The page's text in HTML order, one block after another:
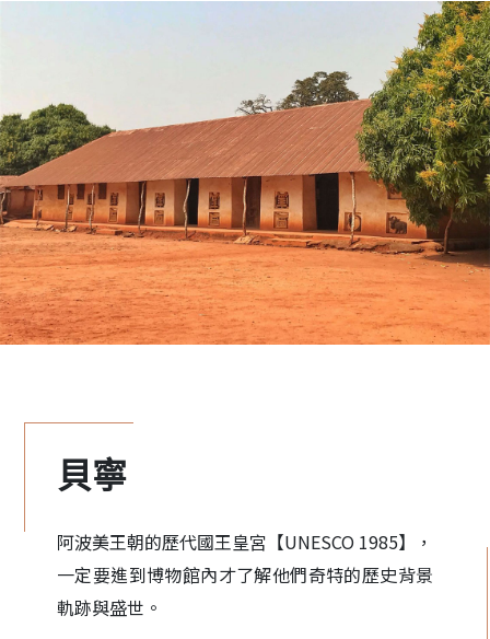
貝寧
阿波美王朝的歷代國王皇宮【UNESCO 1985】，
一定要進到博物館內才了解他們奇特的歷史背景
軌跡與盛世。